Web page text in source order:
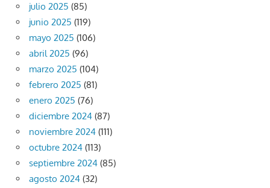
julio 2025 (85)
junio 2025 (119)
mayo 2025 (106)
abril 2025 (96)
marzo 2025 (104)
febrero 2025 (81)
enero 2025 (76)
diciembre 2024 (87)
noviembre 2024 (111)
octubre 2024 (113)
septiembre 2024 (85)
agosto 2024 (32)